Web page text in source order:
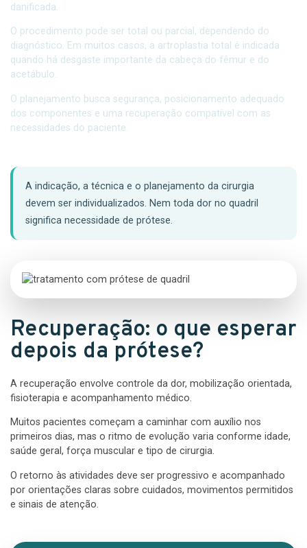
danificada.
O procedimento pode ser total ou parcial, dependendo do
diagnóstico. Em muitos casos, a artroplastia total é indicada
quando há desgaste importante da cabeça do fêmur e do
acetábulo.
O planejamento busca segurança, posicionamento adequado
dos componentes e uma recuperação compatível com as
necessidades do paciente.
A indicação, a técnica e o planejamento da cirurgia
devem ser individualizados. Nem toda dor no quadril
significa necessidade de prótese.
Recuperação: o que esperar
depois da prótese?
A recuperação envolve controle da dor, mobilização orientada,
fisioterapia e acompanhamento médico.
Muitos pacientes começam a caminhar com auxílio nos
primeiros dias, mas o ritmo de evolução varia conforme idade,
saúde geral, força muscular e tipo de cirurgia.
O retorno às atividades deve ser progressivo e acompanhado
por orientações claras sobre cuidados, movimentos permitidos
e sinais de atenção.